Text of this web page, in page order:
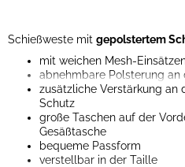
Schießweste mit gepolstertem
mit weichen Mesh-
abnehmbare Polsterung an
zusätzliche Verstärkung an
Schutz
große Taschen auf der
Gesäßtasche
bequeme Passform
verstellbar in der Taille